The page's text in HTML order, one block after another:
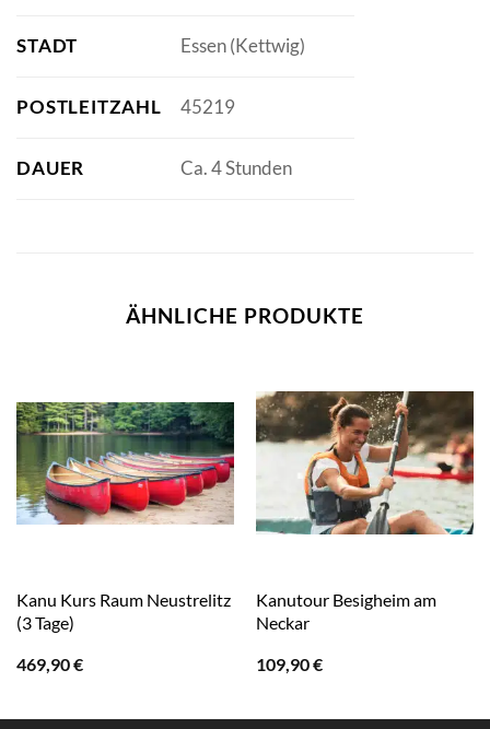
STADT Essen (Kettwig)
POSTLEITZAHL 45219
DAUER Ca. 4 Stunden
ÄHNLICHE PRODUKTE
Kanu Kurs Raum Neustrelitz
(3 Tage)
469,90€
Kanutour Besigheim am
Neckar
109,90€